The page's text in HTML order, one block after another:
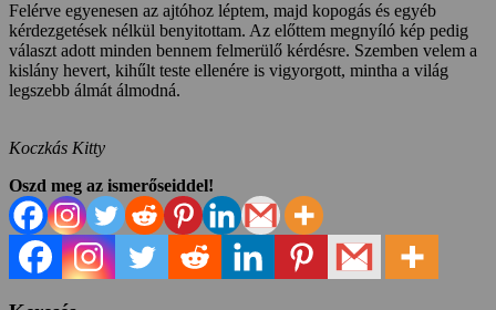
Felérve egyenesen az ajtóhoz léptem, majd kopogás és egyéb
kérdezgetések nélkül benyitottam. Az előttem megnyíló kép pedig
választ adott minden bennem felmerülő kérdésre. Szemben velem a
kislány hevert, kihűlt teste ellenére is vigyorgott, mintha a világ
legszebb álmát álmodná.
Koczkás Kitty
Oszd meg az ismerőseiddel!